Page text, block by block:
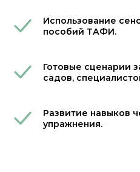
Использование
пособий ТАФИ.
Готовые сценарии
садов,
Развитие навыков
упражнения.